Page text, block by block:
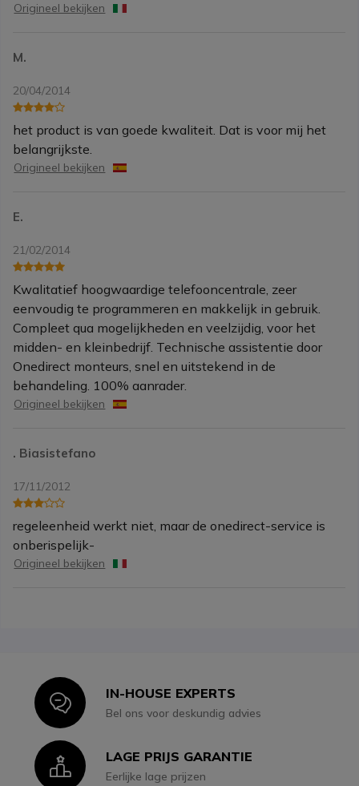
Origineel bekijken
M.
20/04/2014
het product is van goede kwaliteit. Dat is voor mij het
belangrijkste.
Origineel bekijken
E.
21/02/2014
Kwalitatief hoogwaardige telefooncentrale, zeer
eenvoudig te programmeren en makkelijk in gebruik.
Compleet qua mogelijkheden en veelzijdig, voor het
midden- en kleinbedrijf. Technische assistentie door
Onedirect monteurs, snel en uitstekend in de
behandeling. 100% aanrader.
Origineel bekijken
. Biasistefano
17/11/2012
regeleenheid werkt niet, maar de onedirect-service is
onberispelijk-
Origineel bekijken
IconIN-HOUSE EXPERTS
Bel ons voor deskundig advies
IconLAGE PRIJS GARANTIE
Eerlijke lage prijzen